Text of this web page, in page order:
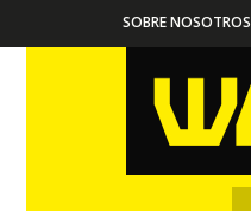
SOBRE NOSOTROS